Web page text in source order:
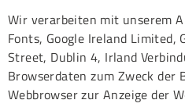
Wir verarbeiten mit unserem
Fonts, Google Ireland Limited,
Street, Dublin 4, Irland
Browserdaten zum Zweck der
Webbrowser zur Anzeige der